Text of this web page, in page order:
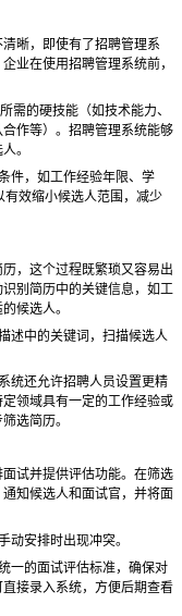
晰，即使有了招聘管理系
业在使用招聘管理系统前，
需的硬技能（如技术能力、
作等）。招聘管理系统能够
。
件，如工作经验年限、学
有效缩小候选人范围，减少
，这个过程既繁琐又容易出
别简历中的关键信息，如工
候选人。
述中的关键词，扫描候选人
统还允许招聘人员设置更精
领域具有一定的工作经验或
选简历。
试并提供评估功能。在筛选
知候选人和面试官，并将面
动安排时出现冲突。
一的面试评估标准，确保对
接录入系统，方便后期查看